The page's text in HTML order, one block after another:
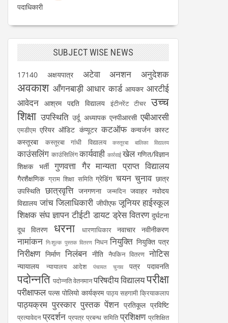
पदाधिकारी
SUBJECT WISE NEWS
17140 अक्षयपात्र अटेवा अनशन अनुदेशक
अवकाश आँगनबाड़ी आधार कार्ड आयकर आरटीई
आवेदन आश्रम पद्दति विद्यालय इंटीनरेंट टीचर उच्च
शिक्षा उपस्थिति उर्दू अध्यापक एनपीआरसी एबीआरसी
एमडीएम एरियर ऑडिट कंप्यूटर कटऑफ कन्वर्जन कास्ट
कस्तूरबा
कस्तूरबा गांधी विद्यालय कस्तूरबा बालिका विद्यालय
काउंसलिंग काउंसिलिंग कार्यवाही कार्रवाई खेल गणित/विज्ञान
शिक्षक भर्ती
गुणवत्ता गैर मान्यता प्राप्त विद्यालय
गैरशैक्षणिक ग्राम शिक्षा समिति ग्रेडिंग चयन चुनाव छात्र
उपस्थिति छात्रवृत्ति जनगणना जन्मदिन जवाहर नवोदय
विद्यालय जांच जिलाधिकारी जीपीएफ जूनियर हाईस्कूल
शिक्षक संघ ज्ञापन टीईटी डायट ड्रेस वितरण दुर्घटना
दूध वितरण
धरना धारणाधिकार नवाचार नवीनीकरण
नामांकन निःशुल्क पुस्तक वितरण निधन नियुक्ति नियुक्ति पत्र
निरीक्षण निर्माण निलंबन नीति नैपकिन वितरण नोटिस
न्यायालय न्यायालय आदेश पंचायत चुनाव पत्र पदावनति
पदोन्नति पदोन्नति वेतनमानपरिषदीय विद्यालयपरीक्षा
परीक्षाफल पल्स पोलियो कार्यक्रम पाठ्य सहगामी क्रियाकलाप
पाठ्यक्रम पुरस्कार पुस्तक पेंशन प्रतिकूल प्रविष्टि
प्रत्यावेदन प्रदर्शन प्रपत्र प्रबन्ध समिति प्रशिक्षण प्रशिक्षित